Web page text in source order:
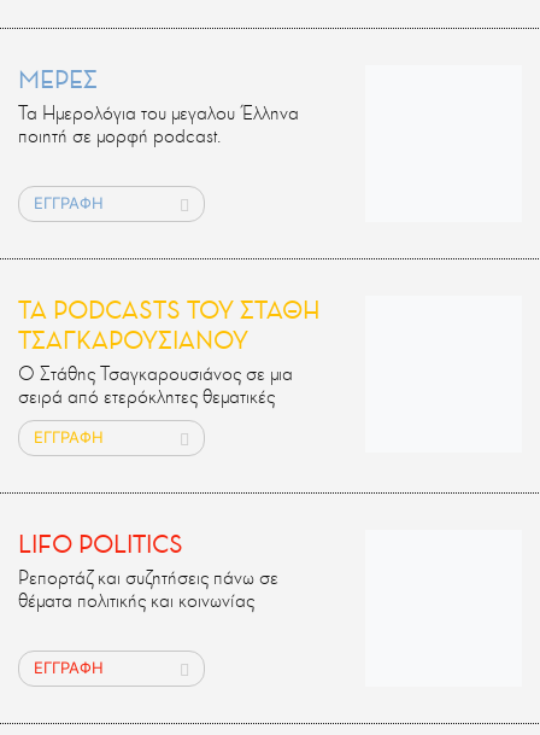
ΜΕΡΕΣ
Τα Ημερολόγια του μεγαλου Έλληνα
ποιητή σε μορφή podcast.
ΕΓΓΡΑΦΗ
ΤΑ PODCASTS ΤΟΥ ΣΤΑΘΗ
ΤΣΑΓΚΑΡΟΥΣΙΑΝΟΥ
Ο Στάθης Τσαγκαρουσιάνος σε μια
σειρά από ετερόκλητες θεματικές
ΕΓΓΡΑΦΗ
LIFO POLITICS
Ρεπορτάζ και συζητήσεις πάνω σε
θέματα πολιτικής και κοινωνίας
ΕΓΓΡΑΦΗ